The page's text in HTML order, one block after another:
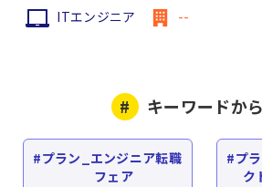
ITエンジニア
--
キーワードか
プラン_エンジニア転職
フェア
プ
ク